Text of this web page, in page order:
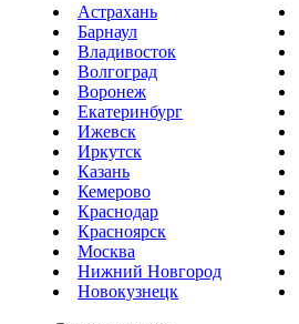
Астрахань
Барнаул
Владивосток
Волгоград
Воронеж
Екатеринбург
Ижевск
Иркутск
Казань
Кемерово
Краснодар
Красноярск
Москва
Нижний Новгород
Новокузнецк